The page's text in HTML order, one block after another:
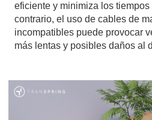
eficiente y minimiza los tiempos
contrario, el uso de cables de
incompatibles puede provocar
más lentas y posibles daños al